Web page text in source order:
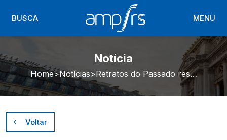
BUSCA MENU
Notícia
Home Notícias Retratos do Passado resgata registros que marcaram a construção e o fortalecimento do MPRS
Voltar